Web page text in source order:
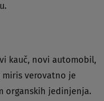
kauč, novi automobil,
miris verovatno je
organskih jedinjenja.